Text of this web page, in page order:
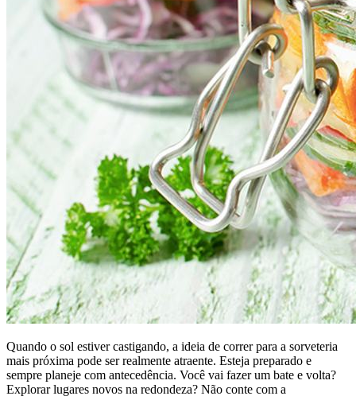
Quando o sol estiver castigando, a ideia de correr para a sorveteria
mais próxima pode ser realmente atraente. Esteja preparado e
sempre planeje com antecedência. Você vai fazer um bate e volta?
Explorar lugares novos na redondeza? Não conte com a